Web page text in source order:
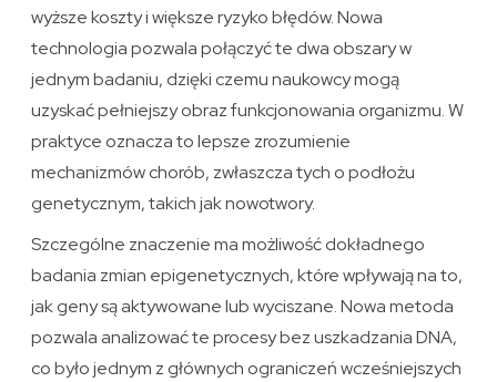
wyższe koszty i większe ryzyko błędów. Nowa
technologia pozwala połączyć te dwa obszary w
jednym badaniu, dzięki czemu naukowcy mogą
uzyskać pełniejszy obraz funkcjonowania organizmu. W
praktyce oznacza to lepsze zrozumienie
mechanizmów chorób, zwłaszcza tych o podłożu
genetycznym, takich jak nowotwory.
Szczególne znaczenie ma możliwość dokładnego
badania zmian epigenetycznych, które wpływają na to,
jak geny są aktywowane lub wyciszane. Nowa metoda
pozwala analizować te procesy bez uszkadzania DNA,
co było jednym z głównych ograniczeń wcześniejszych